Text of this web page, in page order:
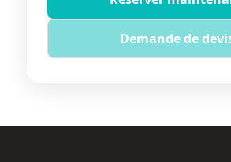
Demande de